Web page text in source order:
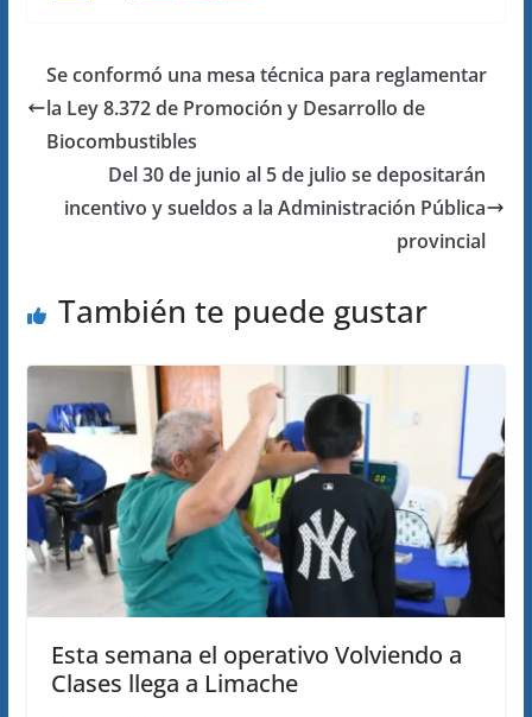
Se conformó una mesa técnica para reglamentar
la Ley 8.372 de Promoción y Desarrollo de
Biocombustibles
Del 30 de junio al 5 de julio se depositarán
incentivo y sueldos a la Administración Pública
provincial
También te puede gustar
Esta semana el operativo Volviendo a
Clases llega a Limache